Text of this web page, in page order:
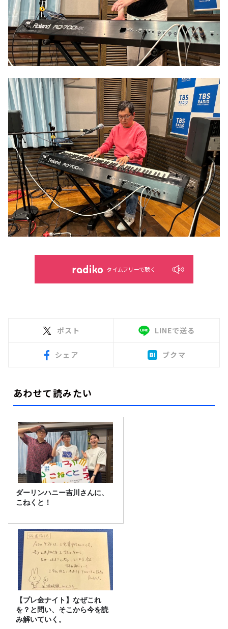
タイムフリーで聴く
ポスト LINEで送る
シェア ブクマ
あわせて読みたい
ダーリンハニー吉川さんに、
こねくと！
【プレ金ナイト】なぜこれ
を？と問い、そこから今を読
み解いていく。